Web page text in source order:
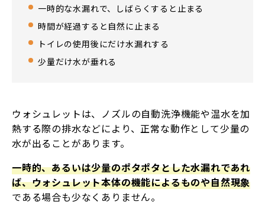
一時的な水漏れで、しばらくすると止まる
時間が経過すると自然に止まる
トイレの使用後にだけ水漏れする
少量だけ水が垂れる
ウォシュレットは、ノズルの自動洗浄機能や温水を加
熱する際の排水などにより、正常な動作として少量の
水が出ることがあります。
一時的、あるいは少量のポタポタとした水漏れであれ
ば、ウォシュレット本体の機能によるものや自然現象
である場合も少なくありません。